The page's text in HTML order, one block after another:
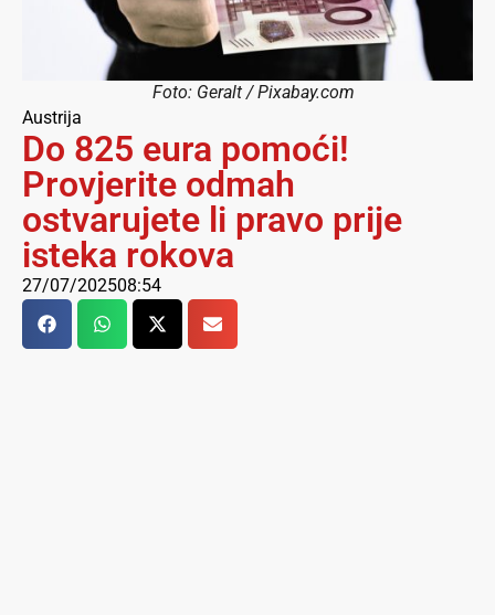
Foto: Geralt / Pixabay.com
Austrija
Do 825 eura pomoći!
Provjerite odmah
ostvarujete li pravo prije
isteka rokova
27/07/202508:54